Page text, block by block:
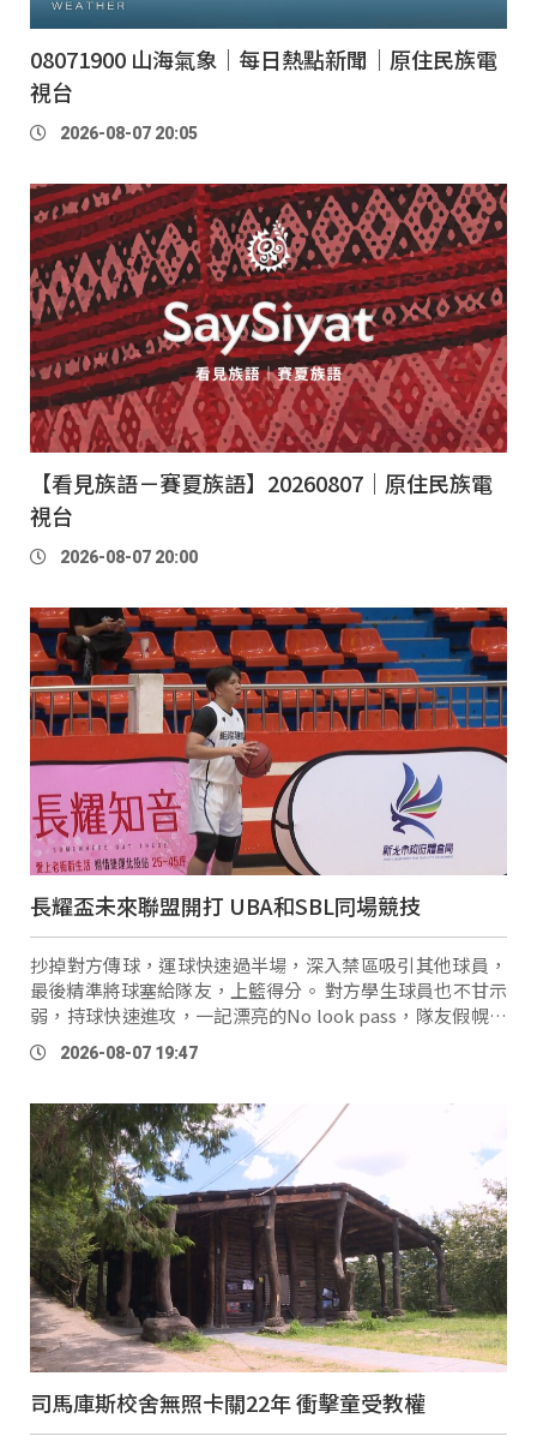
08071900 山海氣象｜每日熱點新聞｜原住民族電
視台
2026-08-07 20:05
【看見族語－賽夏族語】20260807｜原住民族電
視台
2026-08-07 20:00
長耀盃未來聯盟開打 UBA和SBL同場競技
抄掉對方傳球，運球快速過半場，深入禁區吸引其他球員，
最後精準將球塞給隊友，上籃得分。 對方學生球員也不甘示
弱，持球快速進攻，一記漂亮的No look pass，隊友假幌騙
過對手，兩分入袋，這裡是一年一度的長耀盃賽事。 長耀盃
未來聯盟公益賽從上個 …
2026-08-07 19:47
司馬庫斯校舍無照卡關22年 衝擊童受教權